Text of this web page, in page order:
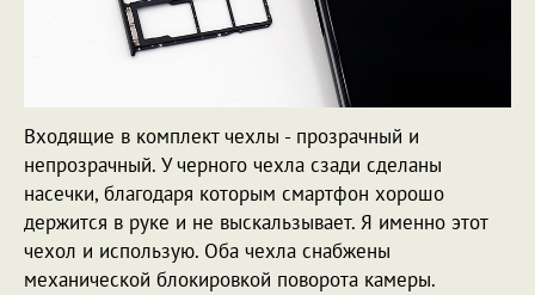
Входящие в комплект чехлы - прозрачный и
непрозрачный. У черного чехла сзади сделаны
насечки, благодаря которым смартфон хорошо
держится в руке и не выскальзывает. Я именно этот
чехол и использую. Оба чехла снабжены
механической блокировкой поворота камеры.